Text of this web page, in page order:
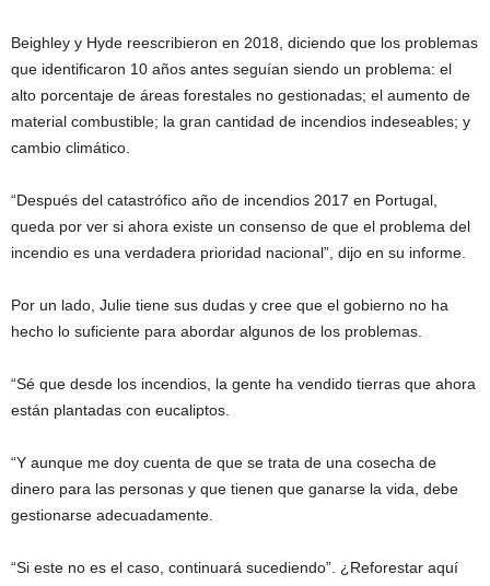
Beighley y Hyde reescribieron en 2018, diciendo que los problemas
que identificaron 10 años antes seguían siendo un problema: el
alto porcentaje de áreas forestales no gestionadas; el aumento de
material combustible; la gran cantidad de incendios indeseables; y
cambio climático.
“Después del catastrófico año de incendios 2017 en Portugal,
queda por ver si ahora existe un consenso de que el problema del
incendio es una verdadera prioridad nacional”, dijo en su informe.
Por un lado, Julie tiene sus dudas y cree que el gobierno no ha
hecho lo suficiente para abordar algunos de los problemas.
“Sé que desde los incendios, la gente ha vendido tierras que ahora
están plantadas con eucaliptos.
“Y aunque me doy cuenta de que se trata de una cosecha de
dinero para las personas y que tienen que ganarse la vida, debe
gestionarse adecuadamente.
“Si este no es el caso, continuará sucediendo”. ¿Reforestar aquí